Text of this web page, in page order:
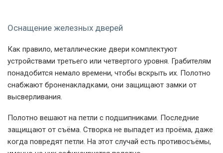
Оснащение железных дверей
Как правило, металлические двери комплектуют
устройствами третьего или четвертого уровня. Грабителям
понадобится немало времени, чтобы вскрыть их. Полотно
снабжают броненакладками, они защищают замки от
высверливания.
Полотно вешают на петли с подшипниками. Последние
защищают от съёма. Створка не выпадет из проёма, даже
когда повредят петли. На этот случай есть противосъёмы,